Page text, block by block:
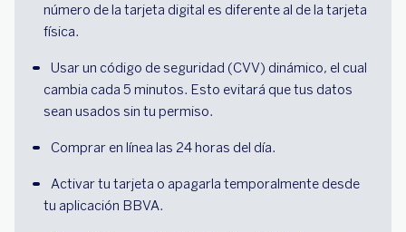
número de la tarjeta digital es diferente al de la tarjeta
física.
Usar un código de seguridad (CVV) dinámico, el cual
cambia cada 5 minutos. Esto evitará que tus datos
sean usados sin tu permiso.
Comprar en línea las 24 horas del día.
Activar tu tarjeta o apagarla temporalmente desde
tu aplicación BBVA.